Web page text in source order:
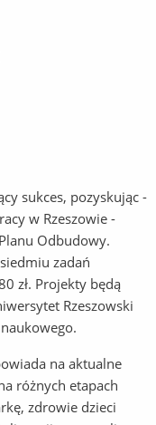
sukces, pozyskując -
w Rzeszowie -
Odbudowy.
zadań
zł. Projekty będą
Rzeszowski
na aktualne
różnych etapach
zdrowie dzieci